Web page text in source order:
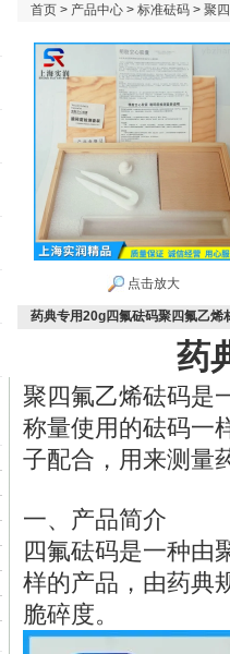
首页 > 产品中心 > 标准砝码 > 聚
点击放大
药典专用20g四氟砝码聚四氟乙烯
药
聚四氟乙烯砝码是
称量使用的砝码一
子配合，用来测量
一、产品简介
四氟砝码是一种由
样的产品，由药典
脆碎度。